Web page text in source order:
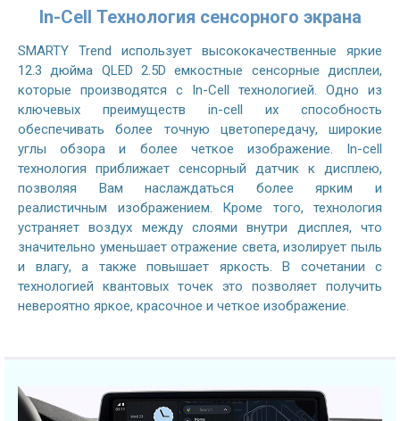
In-Cell Технология сенсорного экрана
SMARTY Trend использует высококачественные яркие
12.3 дюйма QLED 2.5D емкостные сенсорные дисплеи,
которые производятся с In-Cell технологией. Одно из
ключевых преимуществ in-cell их способность
обеспечивать более точную цветопередачу, широкие
углы обзора и более четкое изображение. In-cell
технология приближает сенсорный датчик к дисплею,
позволяя Вам наслаждаться более ярким и
реалистичным изображением. Кроме того, технология
устраняет воздух между слоями внутри дисплея, что
значительно уменьшает отражение света, изолирует пыль
и влагу, а также повышает яркость. В сочетании с
технологией квантовых точек это позволяет получить
невероятно яркое, красочное и четкое изображение.